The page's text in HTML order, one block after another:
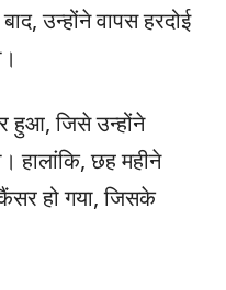
उन्होंने वापस हरदोई
हुआ, जिसे उन्होंने
हालांकि, छह महीने
हो गया, जिसके